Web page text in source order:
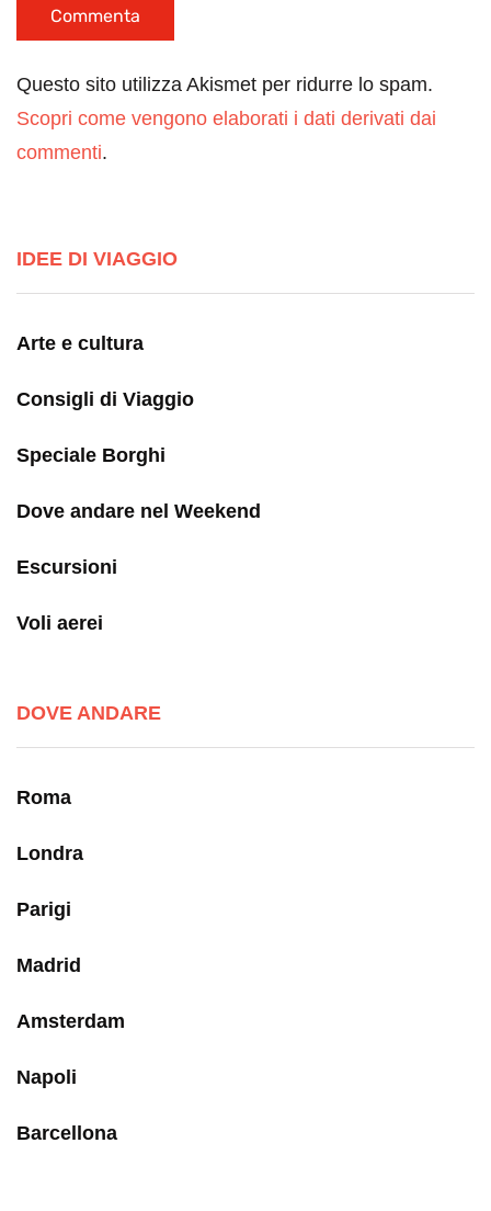
Questo sito utilizza Akismet per ridurre lo spam.
Scopri come vengono elaborati i dati derivati dai
commenti.
IDEE DI VIAGGIO
Arte e cultura
Consigli di Viaggio
Speciale Borghi
Dove andare nel Weekend
Escursioni
Voli aerei
DOVE ANDARE
Roma
Londra
Parigi
Madrid
Amsterdam
Napoli
Barcellona